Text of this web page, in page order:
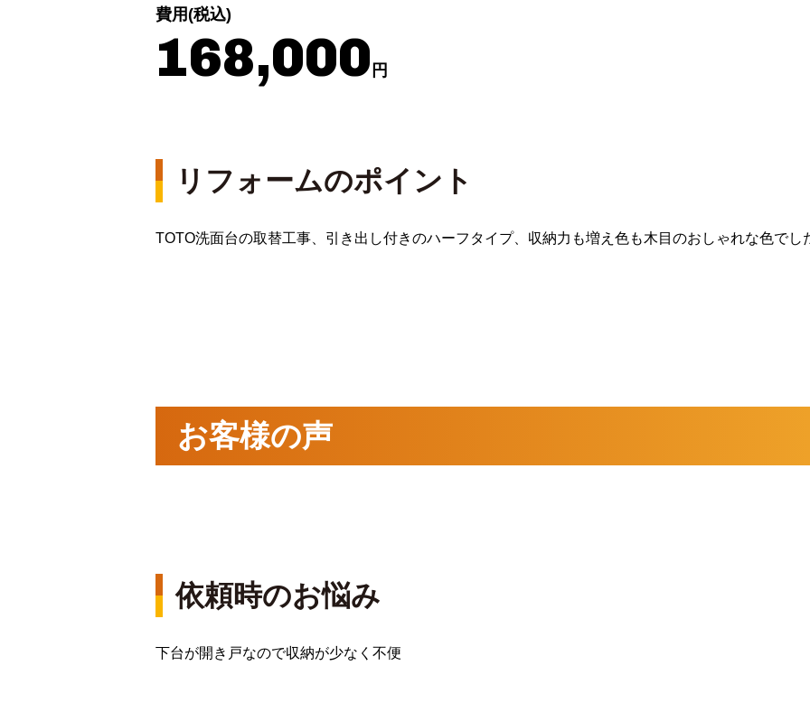
費用(税込)
168,000 円
リフォームのポイント
TOTO洗面台の取替工事、引き出し付きのハーフタイプ、収納力も増え色も木目のおしゃれな色でし
お客様の声
依頼時のお悩み
下台が開き戸なので収納が少なく不便